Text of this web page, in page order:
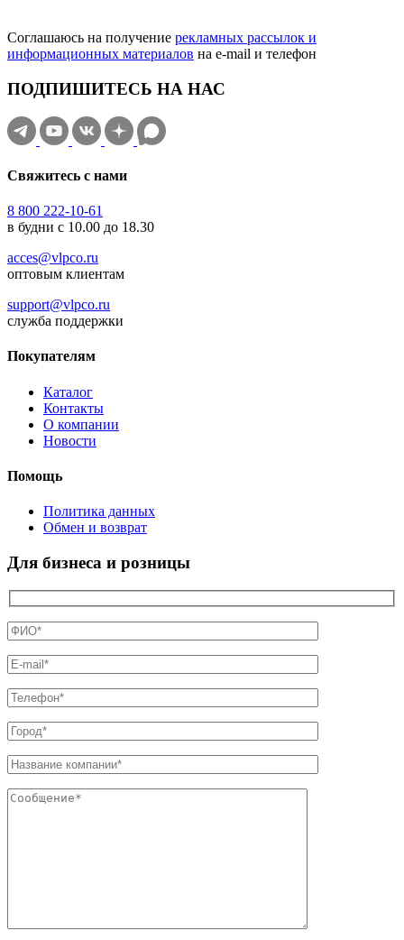
Соглашаюсь на получение рекламных рассылок и
информационных материалов на e‑mail и телефон
ПОДПИШИТЕСЬ НА НАС
Свяжитесь с нами
8 800 222-10-61
в будни с 10.00 до 18.30
acces@vlpco.ru
оптовым клиентам
support@vlpco.ru
служба поддержки
Покупателям
Каталог
Контакты
О компании
Новости
Помощь
Политика данных
Обмен и возврат
Для бизнеса и розницы